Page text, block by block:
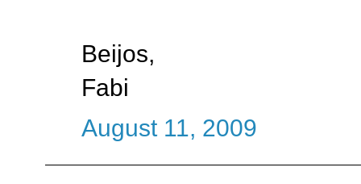
Beijos,
Fabi
August 11, 2009